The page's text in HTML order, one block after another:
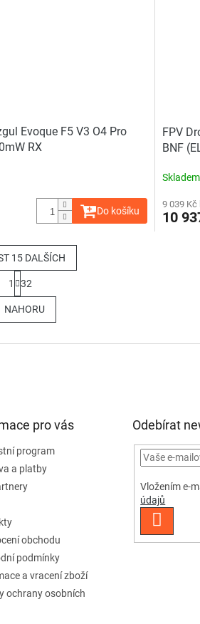
Evoque F5 V3 O4 Pro
RX
Do košíku
FPV
BNF
Skladem
9 039 Kč
10
O
v
l
d
v
y
v
ý
p
u
15 DALŠÍCH
S
t
r
á
n
o
1 32
NAHORU
pro vás
program
a platby
obchodu
podmínky
a vracení zboží
ochrany osobních
Odebírat
Vložením e-
údajů
SE